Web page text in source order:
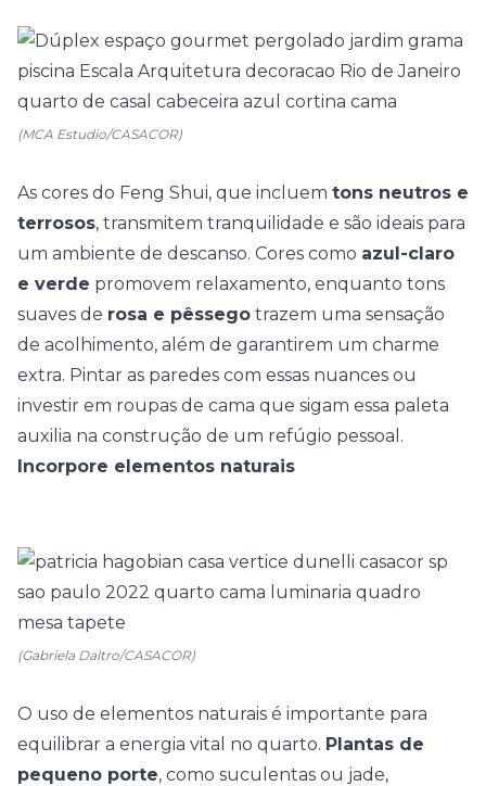
(MCA Estudio/CASACOR)
As cores do Feng Shui, que incluem tons neutros e
terrosos, transmitem tranquilidade e são ideais para
um ambiente de descanso. Cores como azul-claro
e verde promovem relaxamento, enquanto tons
suaves de rosa e pêssego trazem uma sensação
de acolhimento, além de garantirem um charme
extra. Pintar as paredes com essas nuances ou
investir em roupas de cama que sigam essa paleta
auxilia na construção de um refúgio pessoal.
Incorpore elementos naturais
(Gabriela Daltro/CASACOR)
O uso de elementos naturais é importante para
equilibrar a energia vital no quarto. Plantas de
pequeno porte, como suculentas ou jade,